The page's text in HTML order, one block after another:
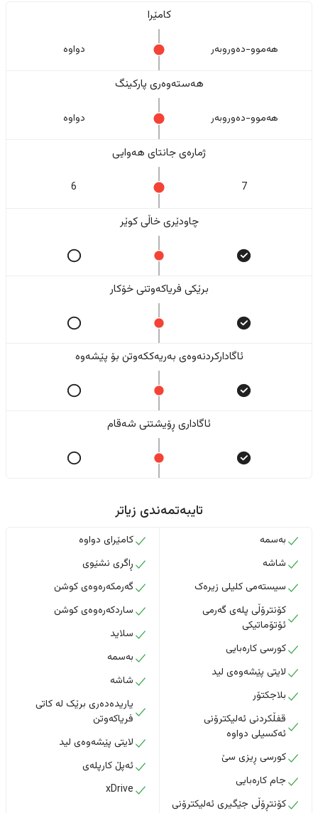
کامێرا
هەموو-دەوروبەر دواوە
هەستەوەری پارکینگ
هەموو-دەوروبەر دواوە
ژمارەی جانتای هەوایی
7
6
چاودێری خاڵی کوێر
برێکی فریاکەوتنی خۆکار
ئاگادارکردنەوەی بەریەککەوتن بۆ پێشەوە
ئاگاداری ڕۆیشتنی شەقام
تایبەتمەندی زیاتر
بەسمە
شاشە
سیستەمی کلیلی زیرەک
کۆنترۆڵی پلەی گەرمی
ئۆتۆماتیکی
کورسی کارەبایی
لایتی پێشەوەی لید
بلاجکتۆر
قفڵکردنی ئەلیکترۆنی
ئەکسیلی دواوە
کورسی ڕیزی سێ
جام کارەبایی
کۆنتڕۆڵی جێگیری ئەلیکترۆنی
کامێرای دواوە
ڕاگری نشێوی
گەرمکەرەوەی کوشن
ساردکەرەوەی کوشن
سلاید
بەسمە
شاشە
یاریدەدەری برێک لە کاتی
فریاکەوتن
لایتی پێشەوەی لید
ئەپڵ کارپلەی
xDrive